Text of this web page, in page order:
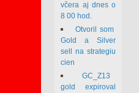
včera aj dnes o
8 00 hod.
Otvoril som
Gold a Silver
sell na strategiu
cien
GC_Z13
gold expiroval